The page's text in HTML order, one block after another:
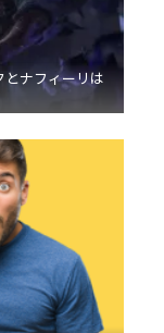
ナフィーリは